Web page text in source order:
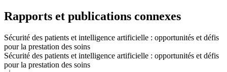
Rapports et publications connexes
Sécurité des patients et intelligence artificielle : opportunités et défis
pour la prestation des soins
Sécurité des patients et intelligence artificielle : opportunités et défis
pour la prestation des soins